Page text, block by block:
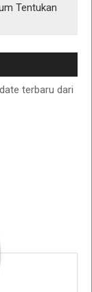
Tentukan
terbaru dari